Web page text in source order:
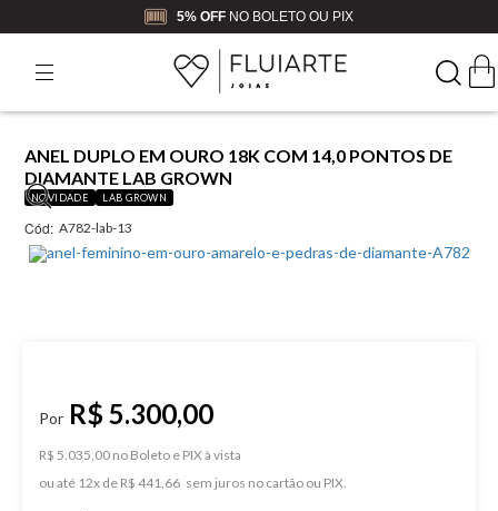
5% OFF NO BOLETO OU PIX
ANEL DUPLO EM OURO 18K COM 14,0 PONTOS DE
DIAMANTE LAB GROWN
NOVIDADE LAB GROWN
Cód: A782-lab-13
R$ 5.300,00
R$ 5.035,00 no Boleto e PIX
ou
12x de R$ 441,66